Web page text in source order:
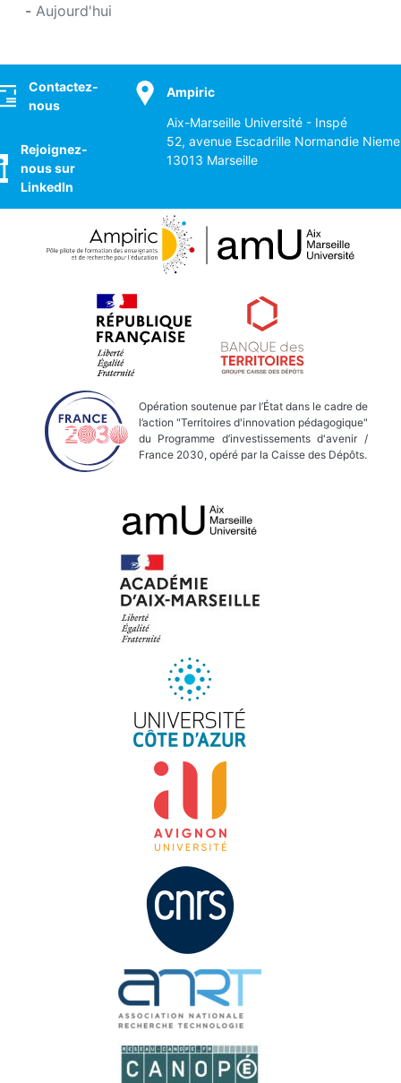
- Aujourd'hui
Contactez-
nous
Rejoignez-
nous sur
LinkedIn
Ampiric
Aix-Marseille Université - Inspé
52, avenue Escadrille Normandie
13013 Marseille
Opération soutenue par l’État dans le cadre de
l’action "Territoires d'innovation pédagogique"
du Programme d’investissements d'avenir /
France 2030, opéré par la Caisse des Dépôts.